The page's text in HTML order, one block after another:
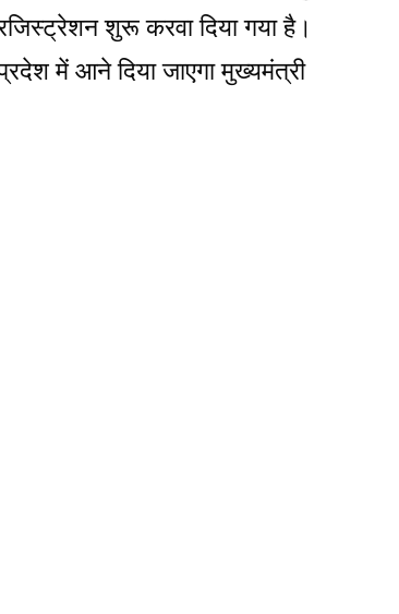
शुरू करवा दिया गया है।
में आने दिया जाएगा मुख्यमंत्री